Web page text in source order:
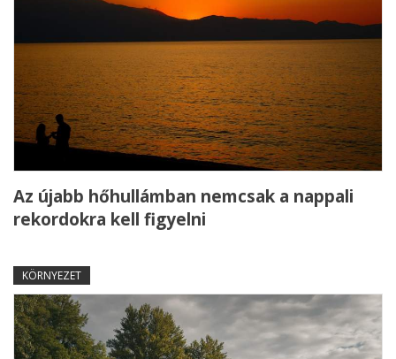
Az újabb hőhullámban nemcsak a nappali
rekordokra kell figyelni
KÖRNYEZET